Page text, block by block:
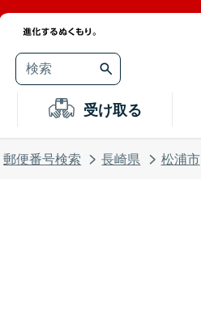
受け取る
郵便番号検索 長崎県 松浦市